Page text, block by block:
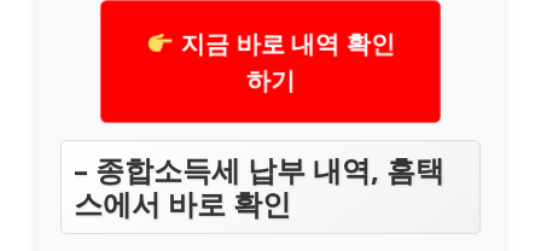
지금 바로 내역 확인
하기
– 종합소득세 납부 내역, 홈택
스에서 바로 확인